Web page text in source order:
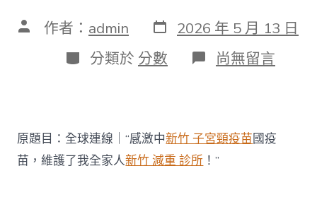
文 作者： admin 發
表
日
期
2026 年 5 月 13 日
分
類
分類於 分數 在
〈“感
所
疫
苗
尚無留言
原題目：全球連線｜“感激中新竹 子宮頸疫苗國疫
苗，維護了我全家人新竹 減重 診所 ！”